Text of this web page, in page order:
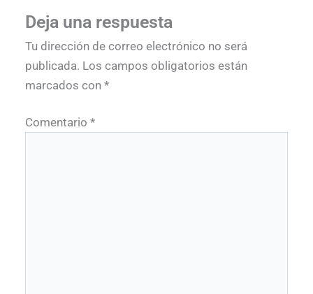
Deja una respuesta
Tu dirección de correo electrónico no será
publicada. Los campos obligatorios están
marcados con*
Comentario*